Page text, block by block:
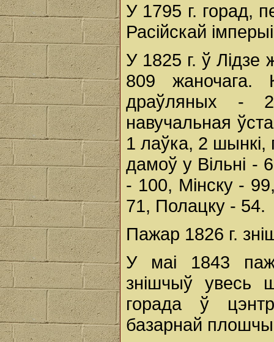
У 1795 г. горад,
Расійскай
У 1825 г. ў
809
драўляных -
навучальная
1 лаўка, 2
дамоў у Вільні -
- 100, Мінску -
71, Полацку - 54.
Пажар 1826 г.
У маі 1843
знішчыў увесь
горада ў
базарнай плошчы